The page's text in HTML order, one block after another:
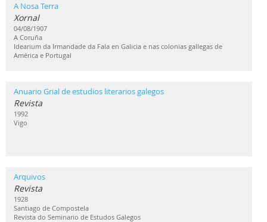
A Nosa Terra
Xornal
04/08/1907
A Coruña
Idearium da Irmandade da Fala en Galicia e nas colonias gallegas de
América e Portugal
Anuario Grial de estudios literarios galegos
Revista
1992
Vigo
Arquivos
Revista
1928
Santiago de Compostela
Revista do Seminario de Estudos Galegos